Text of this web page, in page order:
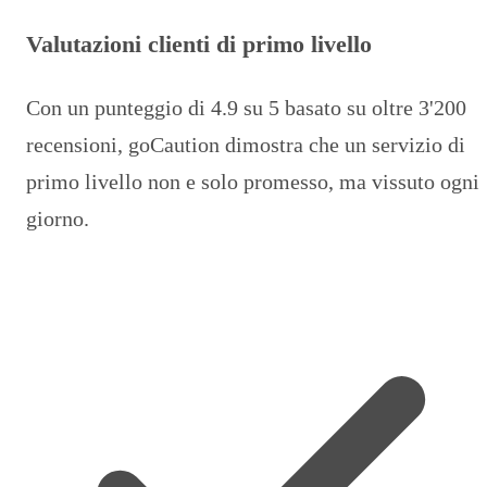
Valutazioni clienti di primo livello
Con un punteggio di 4.9 su 5 basato su oltre 3'200
recensioni, goCaution dimostra che un servizio di
primo livello non e solo promesso, ma vissuto ogni
giorno.